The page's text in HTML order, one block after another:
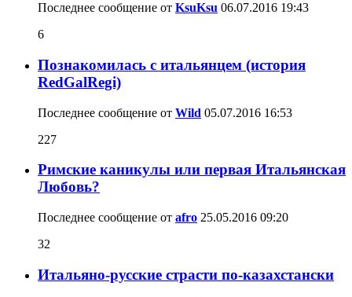
Последнее сообщение от KsuKsu 06.07.2016 19:43
6
Познакомилась c итальянцем (история
RedGalRegi)
Последнее сообщение от Wild 05.07.2016 16:53
227
Римские каникулы или первая Итальянская
Любовь?
Последнее сообщение от afro 25.05.2016 09:20
32
Итальяно-русские страсти по-казахстански